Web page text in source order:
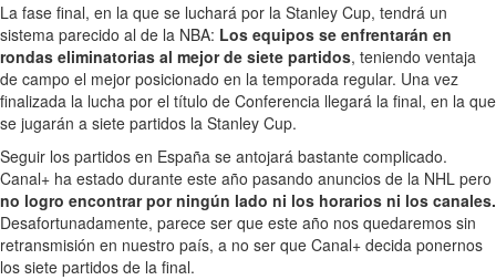
La fase final, en la que se luchará por la Stanley Cup, tendrá un
sistema parecido al de la NBA: Los equipos se enfrentarán en
rondas eliminatorias al mejor de siete partidos, teniendo ventaja
de campo el mejor posicionado en la temporada regular. Una vez
finalizada la lucha por el título de Conferencia llegará la final, en la que
se jugarán a siete partidos la Stanley Cup.
Seguir los partidos en España se antojará bastante complicado.
Canal+ ha estado durante este año pasando anuncios de la NHL pero
no logro encontrar por ningún lado ni los horarios ni los canales.
Desafortunadamente, parece ser que este año nos quedaremos sin
retransmisión en nuestro país, a no ser que Canal+ decida ponernos
los siete partidos de la final.